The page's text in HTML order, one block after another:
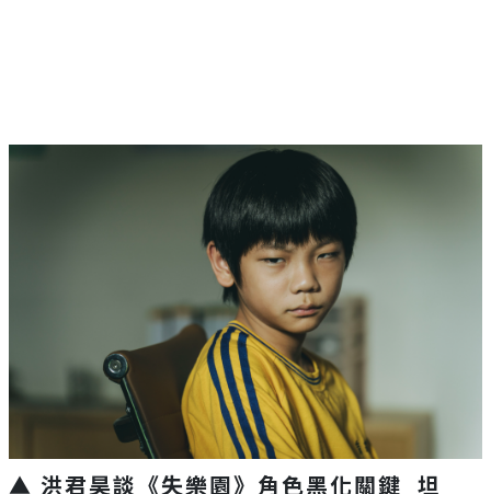
▲ 洪君昊談《失樂園》角色黑化關鍵 坦